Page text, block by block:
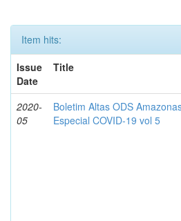
Item hits:
Issue
Date
Title
2020-
05
Boletim Altas ODS
Especial COVID-19 vol 5